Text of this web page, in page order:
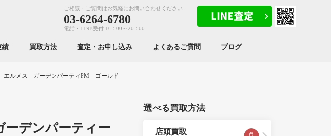
ご相談・ご質問はお気軽にお問い合わせください
03-6264-6780
電話・LINE受付 10：00～20：00
績 買取方法 査定・お申し込み よくあるご質問 ブログ
エルメス ガーデンパーティPM ゴールド
デンパーティー
選べる買取方法
店頭買取